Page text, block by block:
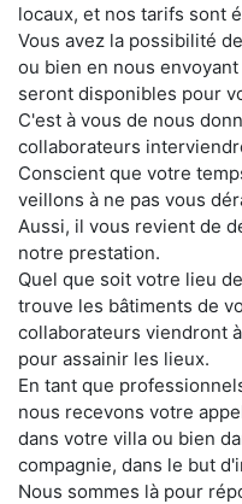
locaux, et nos tarifs sont
Vous avez la possibilité
ou bien en nous
seront disponibles pour
C'est à vous de nous
collaborateurs
Conscient que votre
veillons à ne pas vous
Aussi, il vous revient de
notre prestation.
Quel que soit votre lieu
trouve les bâtiments de
collaborateurs viendront
pour assainir les lieux.
En tant que
nous recevons votre
dans votre villa ou bien
compagnie, dans le but
Nous sommes là pour